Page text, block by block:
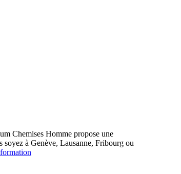
Chemises Homme propose une
soyez à Genève, Lausanne, Fribourg ou